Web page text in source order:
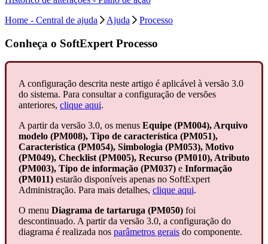
Home - Central de ajuda
Ajuda Processo
Conheça o SoftExpert Processo
A configuração descrita neste artigo é aplicável à versão 3.0
do sistema. Para consultar a configuração de versões
anteriores, clique aqui.
A partir da versão 3.0, os menus Equipe (PM004), Arquivo
modelo (PM008), Tipo de característica (PM051),
Característica (PM054), Simbologia (PM053), Motivo
(PM049), Checklist (PM005), Recurso (PM010), Atributo
(PM003), Tipo de informação (PM037) e Informação
(PM011) estarão disponíveis apenas no SoftExpert
Administração. Para mais detalhes, clique aqui.
O menu Diagrama de tartaruga (PM050) foi
descontinuado. A partir da versão 3.0, a configuração do
diagrama é realizada nos parâmetros gerais do componente.